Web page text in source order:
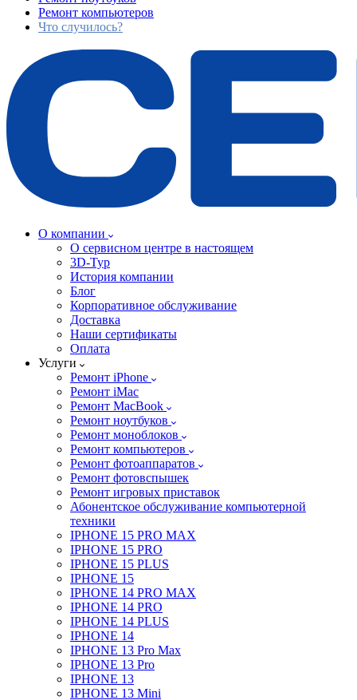
Ремонт компьютеров
Что случилось?
О компании
О сервисном центре в настоящем
3D-Тур
История компании
Блог
Корпоративное обслуживание
Доставка
Наши сертификаты
Оплата
Услуги
Ремонт iPhone
Ремонт iMac
Ремонт MacBook
Ремонт ноутбуков
Ремонт моноблоков
Ремонт компьютеров
Ремонт фотоаппаратов
Ремонт фотовспышек
Ремонт игровых приставок
Абонентское обслуживание компьютерной
техники
IPHONE 15 PRO MAX
IPHONE 15 PRO
IPHONE 15 PLUS
IPHONE 15
IPHONE 14 PRO MAX
IPHONE 14 PRO
IPHONE 14 PLUS
IPHONE 14
IPHONE 13 Pro Max
IPHONE 13 Pro
IPHONE 13
IPHONE 13 Mini